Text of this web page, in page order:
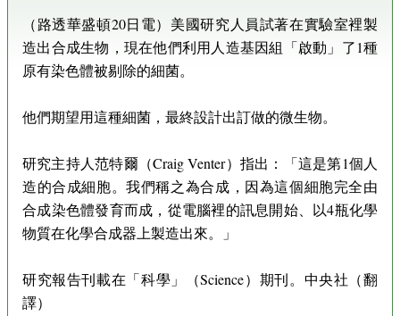
（路透華盛頓20日電）美國研究人員試著在實驗室裡製
造出合成生物，現在他們利用人造基因組「啟動」了1種
原有染色體被剔除的細菌。
他們期望用這種細菌，最終設計出訂做的微生物。
研究主持人范特爾（Craig Venter）指出：「這是第1個人
造的合成細胞。我們稱之為合成，因為這個細胞完全由
合成染色體發育而成，從電腦裡的訊息開始、以4瓶化學
物質在化學合成器上製造出來。」
研究報告刊載在「科學」（Science）期刊。中央社（翻
譯）